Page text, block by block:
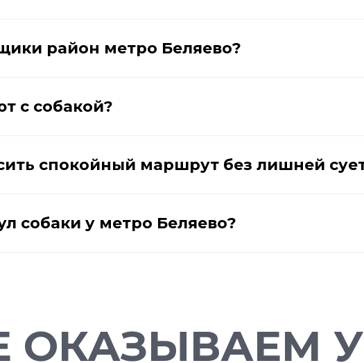
район метро Беляево?
с собакой?
спокойный маршрут без лишней
собаки у метро Беляево?
ОКАЗЫВАЕМ